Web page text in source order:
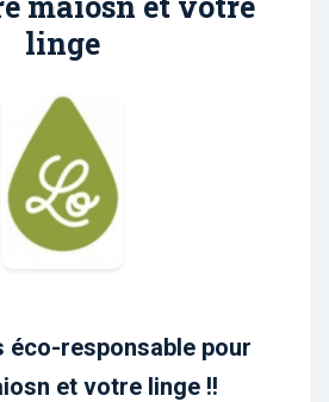
linge
éco-responsable pour
et votre linge !!